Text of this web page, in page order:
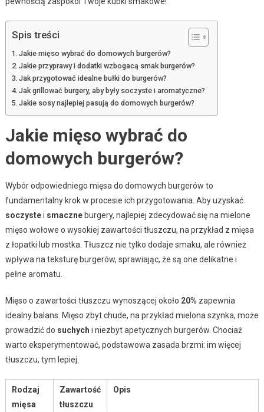
Spis treści
Jakie mięso wybrać do domowych burgerów?
Jakie przyprawy i dodatki wzbogacą smak burgerów?
Jak przygotować idealne bułki do burgerów?
Jak grillować burgery, aby były soczyste i aromatyczne?
Jakie sosy najlepiej pasują do domowych burgerów?
Jakie mięso wybrać do
domowych burgerów?
Wybór odpowiedniego mięsa do domowych burgerów to
fundamentalny krok w procesie ich przygotowania. Aby uzyskać
soczystei smaczneburgery, najlepiej zdecydować się na mielone
mięso wołowe o wysokiej zawartości tłuszczu, na przykład z mięsa
z łopatki lub mostka. Tłuszcz nie tylko dodaje smaku, ale również
wpływa na teksturę burgerów, sprawiając, że są one delikatne i
pełne aromatu.
Mięso o zawartości tłuszczu wynoszącej około 20% zapewnia
idealny balans. Mięso zbyt chude, na przykład mielona szynka, może
prowadzić do suchych i niezbyt apetycznych burgerów. Chociaż
warto eksperymentować, podstawowa zasada brzmi: im więcej
tłuszczu, tym lepiej.
Rodzaj
mięsa
Zawartość
tłuszczu
Opis